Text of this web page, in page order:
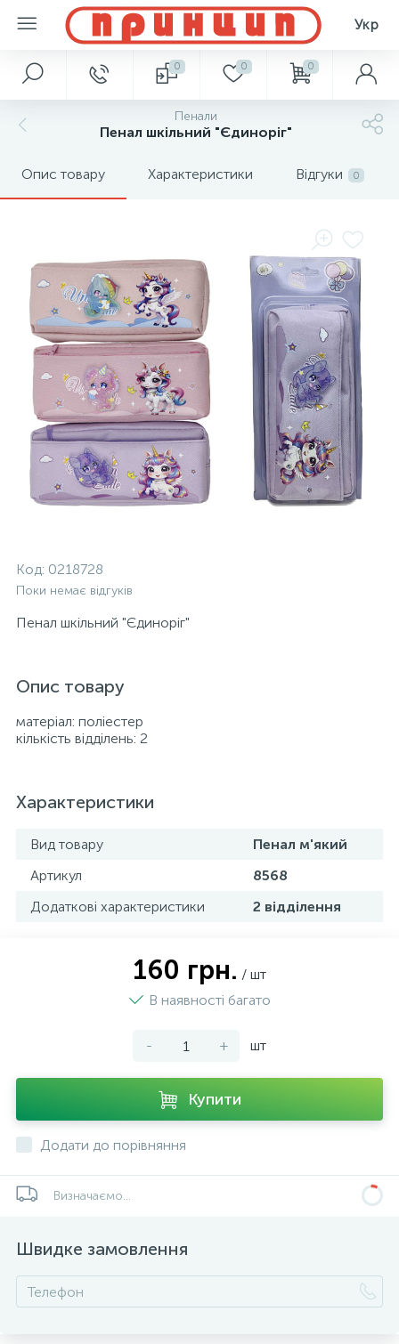
Укр
0 0 0
Пенали
Пенал шкільний "Єдиноріг"
Опис товару Характеристики Відгуки 0
Код: 0218728
Поки немає відгуків
Пенал шкільний "Єдиноріг"
Опис товару
матеріал: поліестер
кількість відділень: 2
Характеристики
Вид товару
Пенал м'який
Артикул
8568
Додаткові характеристики
2 відділення
160 грн. / шт
В наявності багато
- + шт
Купити
Додати до порівняння
Визначаємо...
Швидке замовлення